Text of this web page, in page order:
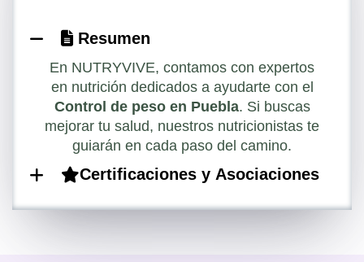
Resumen
En NUTRYVIVE, contamos con expertos
en nutrición dedicados a ayudarte con el
Control de peso en Puebla. Si buscas
mejorar tu salud, nuestros nutricionistas te
guiarán en cada paso del camino.
Certificaciones y Asociaciones